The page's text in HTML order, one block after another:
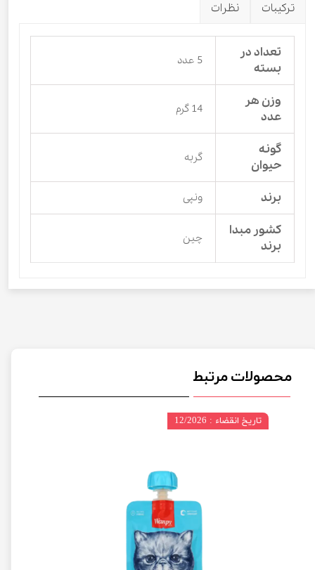
ترکیبات
نظرات
تعداد در
بسته
5 عدد
وزن هر
عدد
14 گرم
گونه
حیوان
گربه
برند ونپی
کشور مبدا
برند
چین
محصولات مرتبط
تاریخ انقضاء : 12/2026